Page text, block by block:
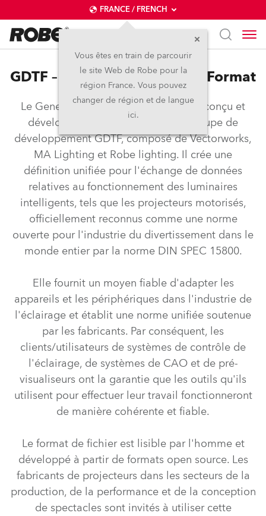
FRANCE / FRENCH
Vous êtes en train de parcourir
le site Web de Robe pour la
région France. Vous pouvez
changer de région et de langue
ici.
GDTF – General Device Type Format
Le General Device Type Format a été conçu et
développé conjointement par le groupe de
développement GDTF, composé de Vectorworks,
MA Lighting et Robe lighting. Il crée une
définition unifiée pour l'échange de données
relatives au fonctionnement des luminaires
intelligents, tels que les projecteurs motorisés,
officiellement reconnus comme une norme
ouverte pour l'industrie du divertissement dans le
monde entier par la norme DIN SPEC 15800.
Elle fournit un moyen fiable d'adapter les
appareils et les périphériques dans l'industrie de
l'éclairage et établit une norme unifiée soutenue
par les fabricants. Par conséquent, les
clients/utilisateurs de systèmes de contrôle de
l'éclairage, de systèmes de CAO et de pré-
visualiseurs ont la garantie que les outils qu'ils
utilisent pour effectuer leur travail fonctionneront
de manière cohérente et fiable.
Le format de fichier est lisible par l'homme et
développé à partir de formats open source. Les
fabricants de projecteurs dans les secteurs de la
production, de la performance et de la conception
de spectacles sont invités à utiliser cette